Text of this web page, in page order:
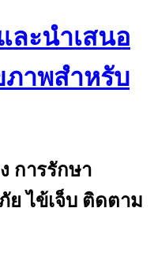
ละนำเสนอ
าพสำหรับ
การรักษา
ย ไข้เจ็บ ติดตาม